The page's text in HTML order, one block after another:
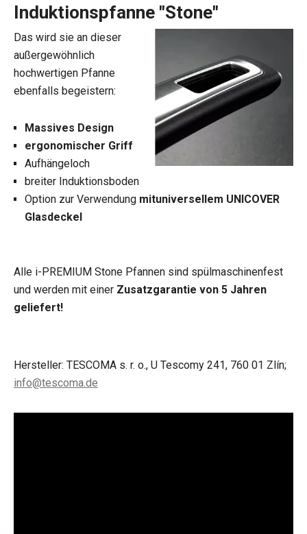
Induktionspfanne "Stone"
Das wird sie an dieser
außergewöhnlich
hochwertigen Pfanne
ebenfalls begeistern:
Massives Design
ergonomischer Griff
Aufhängeloch
breiter Induktionsboden
Option zur Verwendung mituniversellem UNICOVER
Glasdeckel
Alle i-PREMIUM Stone Pfannen sind spülmaschinenfest
und werden mit einer Zusatzgarantie von 5 Jahren
geliefert!
Hersteller: TESCOMA s. r. o., U Tescomy 241, 760 01 Zlín;
info@tescoma.de